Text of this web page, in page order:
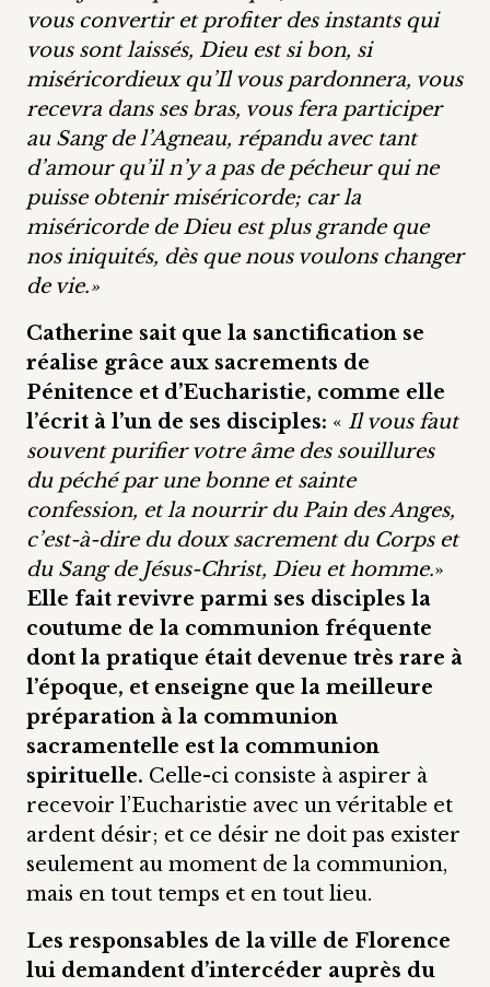
vous convertir et profiter des instants qui
vous sont laissés, Dieu est si bon, si
miséricordieux qu’Il vous pardonnera, vous
recevra dans ses bras, vous fera participer
au Sang de l’Agneau, répandu avec tant
d’amour qu’il n’y a pas de pécheur qui ne
puisse obtenir miséricorde; car la
miséricorde de Dieu est plus grande que
nos iniquités, dès que nous voulons changer
de vie.»
Catherine sait que la sanctification se
réalise grâce aux sacrements de
Pénitence et d’Eucharistie, comme elle
l’écrit à l’un de ses disciples: « Il vous faut
souvent purifier votre âme des souillures
du péché par une bonne et sainte
confession, et la nourrir du Pain des Anges,
c’est-à-dire du doux sacrement du Corps et
du Sang de Jésus-Christ, Dieu et homme.»
Elle fait revivre parmi ses disciples la
coutume de la communion fréquente
dont la pratique était devenue très rare à
l’époque, et enseigne que la meilleure
préparation à la communion
sacramentelle est la communion
spirituelle. Celle-ci consiste à aspirer à
recevoir l’Eucharistie avec un véritable et
ardent désir; et ce désir ne doit pas exister
seulement au moment de la communion,
mais en tout temps et en tout lieu.
Les responsables de la ville de Florence
lui demandent d’intercéder auprès du